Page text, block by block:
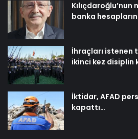
Kılıçdaroğlu’nun
banka
İhraçları istenen
ikinci kez disiplin
İktidar, AFAD
kapattı…